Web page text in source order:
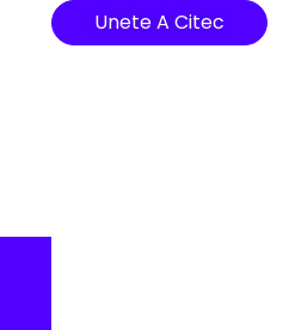
Unete A Citec